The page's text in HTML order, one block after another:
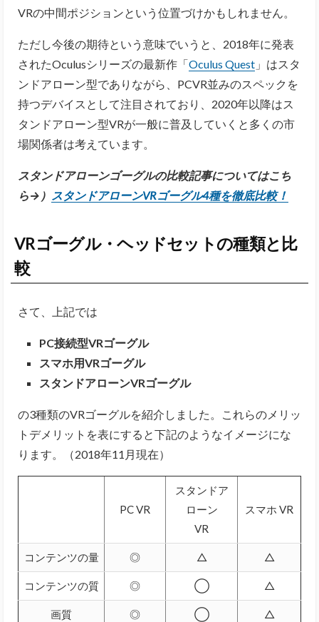
VRの中間ポジションという位置づけかもしれません。
ただし今後の期待という意味でいうと、 2018年に発表
されたOculusシリーズの最新作「Oculus Quest 」はスタ
ンドアローン型でありながら、 PCVR並みのスペックを
持つデバイスとして注目されており、2020年以降はス
タンドアローン型VRが一般に普及していくと多くの市
場関係者は考えています。
スタンドアローンゴーグルの比較記事についてはこち
ら→）
スタンドアローンVRゴーグル4種を徹底比較！
VRゴーグル・ヘッドセットの種類と比
較
さて、上記では
PC接続型VRゴーグル
スマホ用VRゴーグル
スタンドアローンVRゴーグル
の3種類のVRゴーグルを紹介しました。これらのメリッ
トデメリットを表にすると下記のようなイメージにな
ります。（2018年11月現在）
PC VR
スタンドア
ローン
VR
スマホ VR
コンテンツの量 ◎ △ △
コンテンツの質 ◎ ◯ △
画質 ◎ ◯ △